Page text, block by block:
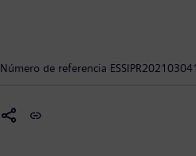
carretera, Siemens está ayudando
Número de referencia